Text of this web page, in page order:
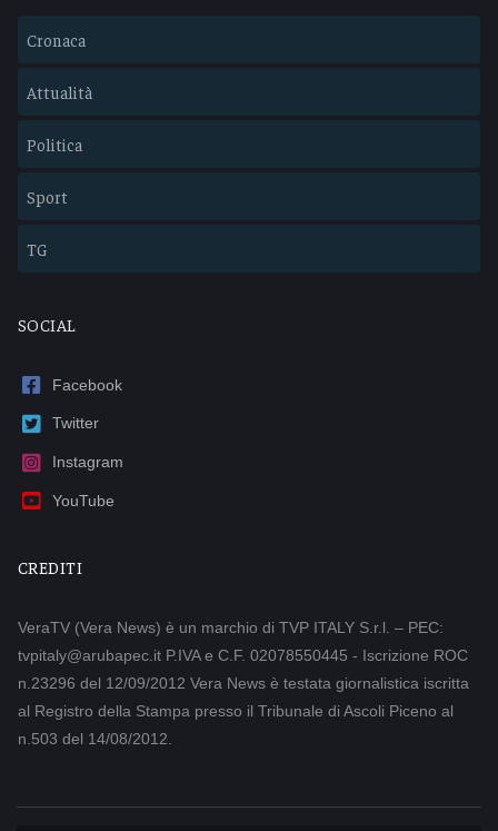
Cronaca
Attualità
Politica
Sport
TG
SOCIAL
Facebook
Twitter
Instagram
YouTube
CREDITI
VeraTV (Vera News) è un marchio di TVP ITALY S.r.l. – PEC:
tvpitaly@arubapec.it P.IVA e C.F. 02078550445 - Iscrizione ROC
n.23296 del 12/09/2012 Vera News è testata giornalistica iscritta
al Registro della Stampa presso il Tribunale di Ascoli Piceno al
n.503 del 14/08/2012.